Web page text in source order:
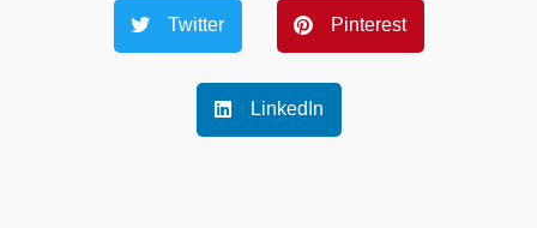
Twitter Pinterest
LinkedIn